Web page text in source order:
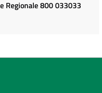
Regionale 800 033033